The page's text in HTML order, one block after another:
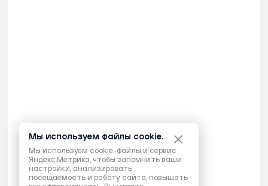
Мы используем файлы cookie.
Мы используем cookie-файлы и сервис
Яндекс.Метрика, чтобы запомнить ваши
настройки, анализировать
посещаемость и работу сайта, повышать